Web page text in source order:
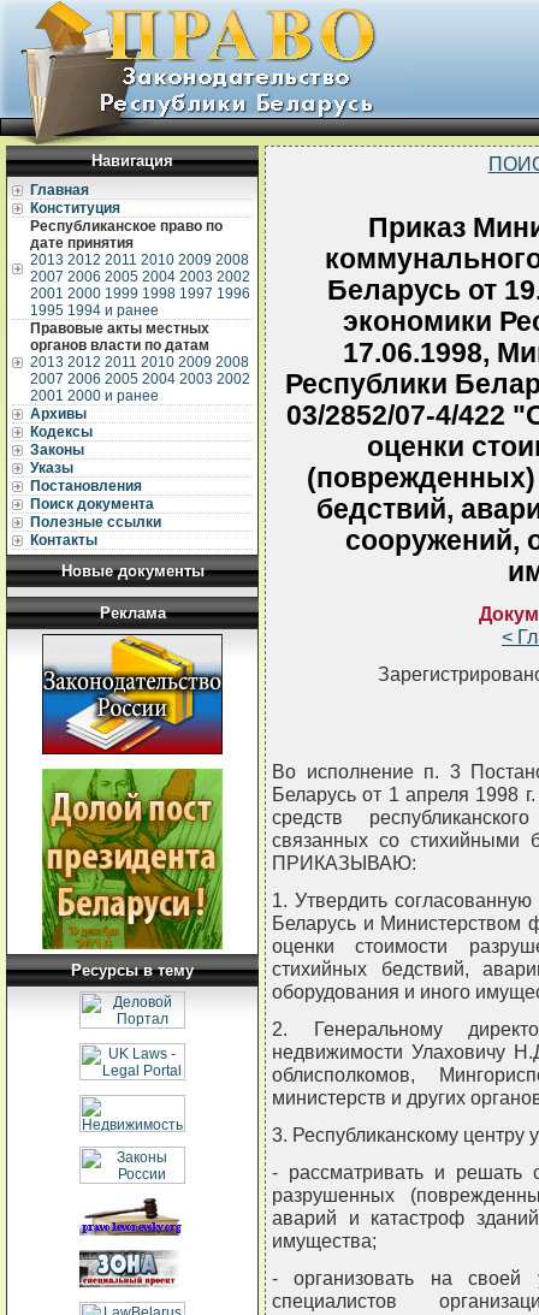
Навигация
Главная
Конституция
Республиканское право по
дате принятия
2013 2012 2011 2010 2009 2008
2007 2006 2005 2004 2003 2002
2001 2000 1999 1998 1997 1996
1995 1994 и ранее
Правовые акты местных
органов власти по датам
2013 2012 2011 2010 2009 2008
2007 2006 2005 2004 2003 2002
2001 2000 и ранее
Архивы
Кодексы
Законы
Указы
Постановления
Поиск документа
Полезные ссылки
Контакты
Новые документы
Реклама
Ресурсы в тему
Приказ
Беларусь от
экономики
17.06.1998,
Республики
03/2852/07-4/422
оценки
(поврежденных)
бедствий,
сооружений,
<
Во исполнение п. 3
Беларусь от 1 апреля 1998
средств
связанных со стихийными
ПРИКАЗЫВАЮ:
1. Утвердить
Беларусь и Министерством
оценки стоимости
стихийных бедствий,
оборудования и иного
2. Генеральному
недвижимости Улаховичу
облисполкомов,
министерств и других
3. Республиканскому центру
- рассматривать и решать
разрушенных
аварий и катастроф
имущества;
- организовать на своей
специалистов